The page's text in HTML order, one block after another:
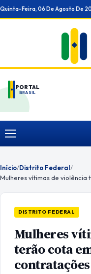
Ir
para
Quinta-Feira, 06 De Agosto De
PORTAL
BRASIL
Menu
Início/Distrito Federal/
DISTRITO FEDERAL
Mulheres
terão cota